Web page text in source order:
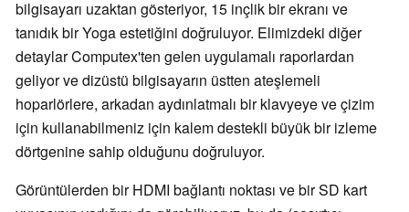
bilgisayarı uzaktan gösteriyor, 15 inçlik bir ekranı ve
tanıdık bir Yoga estetiğini doğruluyor. Elimizdeki diğer
detaylar Computex'ten gelen uygulamalı raporlardan
geliyor ve dizüstü bilgisayarın üstten ateşlemeli
hoparlörlere, arkadan aydınlatmalı bir klavyeye ve çizim
için kullanabilmeniz için kalem destekli büyük bir izleme
dörtgenine sahip olduğunu doğruluyor.
Görüntülerden bir HDMI bağlantı noktası ve bir SD kart